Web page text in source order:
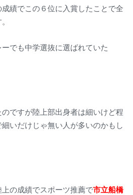
績でこの６位に入賞したことで全
でも中学選抜に選ばれていた
ですが陸上部出身者は細いけど程
いだけじゃ無い人が多いのかもし
の成績でスポーツ推薦で市立船橋